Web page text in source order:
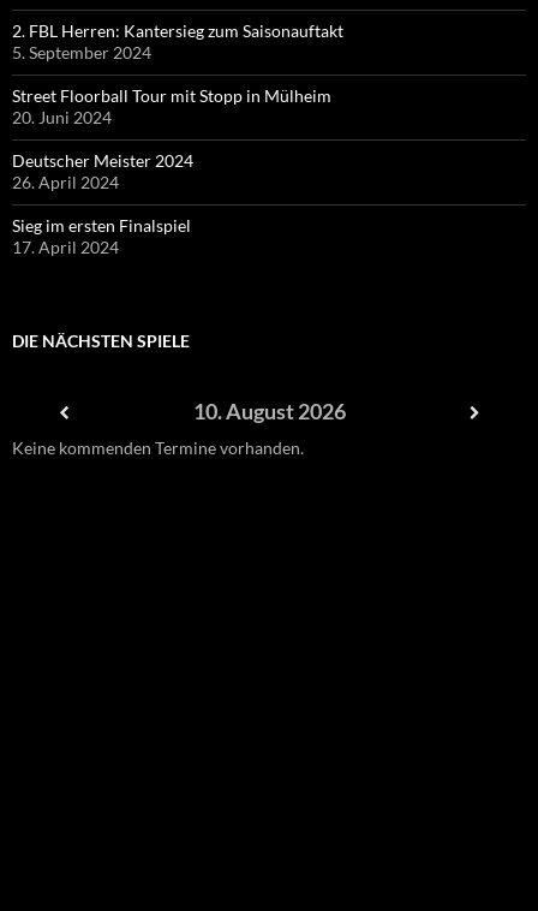
2. FBL Herren: Kantersieg zum Saisonauftakt
5. September 2024
Street Floorball Tour mit Stopp in Mülheim
20. Juni 2024
Deutscher Meister 2024
26. April 2024
Sieg im ersten Finalspiel
17. April 2024
DIE NÄCHSTEN SPIELE
10. August 2026
Keine kommenden Termine vorhanden.